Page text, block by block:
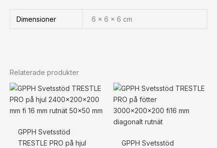
Dimensioner 6 × 6 × 6 cm
Relaterade produkter
GPPH Svetsstöd
TRESTLE PRO på hjul
GPPH Svetsstöd